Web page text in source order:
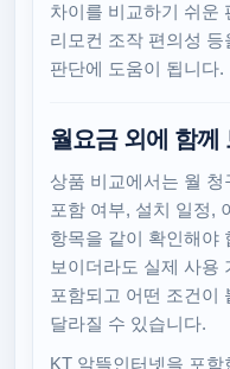
차이를 비교하기 쉬운
리모컨 조작 편의성
판단에 도움이 됩니다.
월요금 외에 함께
상품 비교에서는 월
포함 여부, 설치 일정,
항목을 같이 확인해야
보이더라도 실제 사용
포함되고 어떤 조건이
달라질 수 있습니다.
KT 알뜰인터넷을 포